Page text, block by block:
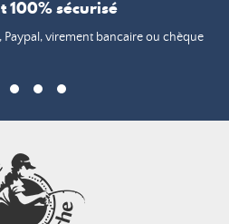
100% sécurisé
Paypal, virement bancaire ou chèque